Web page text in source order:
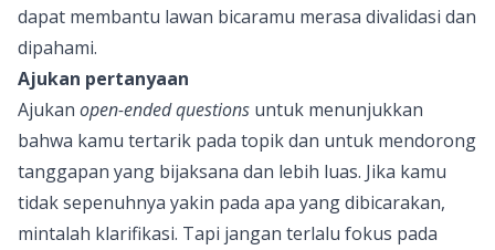
dapat membantu lawan bicaramu merasa divalidasi dan
dipahami.
Ajukan pertanyaan
Ajukan open-ended questions untuk menunjukkan
bahwa kamu tertarik pada topik dan untuk mendorong
tanggapan yang bijaksana dan lebih luas. Jika kamu
tidak sepenuhnya yakin pada apa yang dibicarakan,
mintalah klarifikasi. Tapi jangan terlalu fokus pada